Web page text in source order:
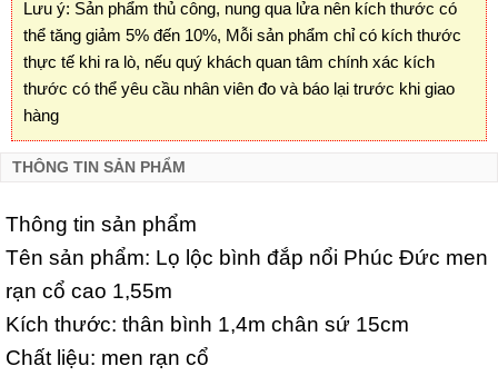
Lưu ý: Sản phẩm thủ công, nung qua lửa nên kích thước có
thể tăng giảm 5% đến 10%, Mỗi sản phẩm chỉ có kích thước
thực tế khi ra lò, nếu quý khách quan tâm chính xác kích
thước có thể yêu cầu nhân viên đo và báo lại trước khi giao
hàng
THÔNG TIN SẢN PHẨM
Thông tin sản phẩm
Tên sản phẩm: Lọ lộc bình đắp nổi Phúc Đức men
rạn cổ cao 1,55m
Kích thước: thân bình 1,4m chân sứ 15cm
Chất liệu: men rạn cổ